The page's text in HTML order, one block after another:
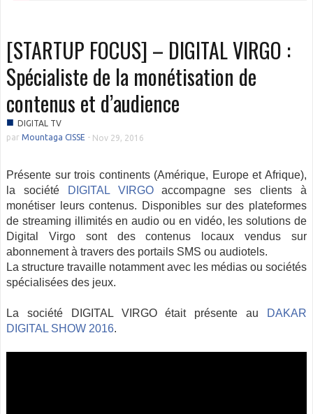
[STARTUP FOCUS] – DIGITAL VIRGO :
Spécialiste de la monétisation de
contenus et d’audience
■
DIGITAL TV
par Mountaga CISSE - Nov 29, 2016
Présente sur trois continents (Amérique, Europe et Afrique),
la société
DIGITAL VIRGOaccompagne ses clients à
monétiser leurs contenus. Disponibles sur des plateformes
de streaming illimités en audio ou en vidéo, les solutions de
Digital Virgo sont des contenus locaux vendus sur
abonnement à travers des portails SMS ou audiotels.
La structure travaille notamment avec les médias ou sociétés
spécialisées des jeux.
La société DIGITAL VIRGO était présente au
DAKAR
DIGITAL SHOW 2016.